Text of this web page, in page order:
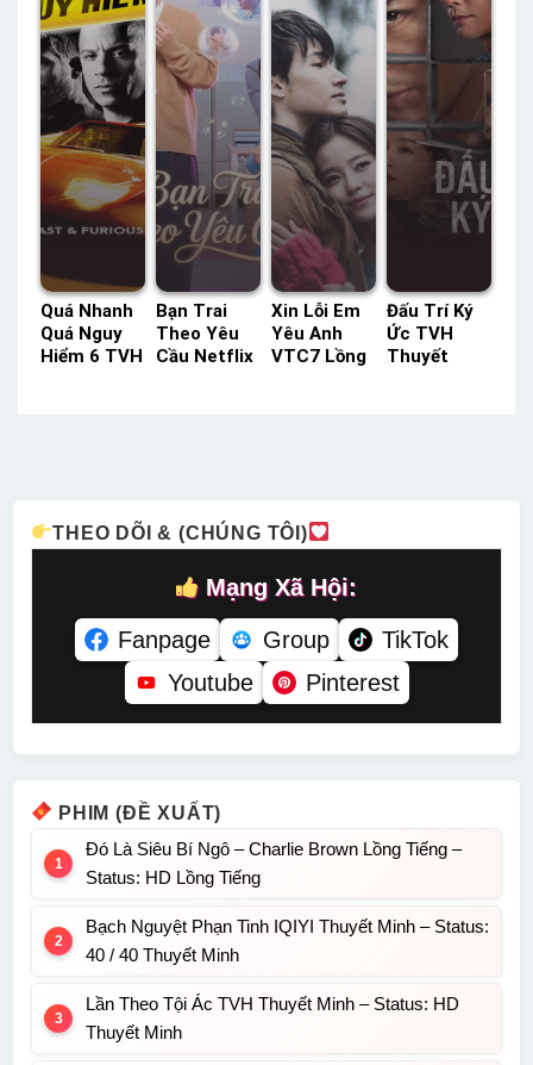
Minh
Minh
Quá Nhanh
Quá Nguy
Hiểm 6 TVH
Bạn Trai
Theo Yêu
Cầu Netflix
Xin Lỗi Em
Yêu Anh
VTC7 Lồng
Đấu Trí Ký
Ức TVH
Thuyết
THEO DÕI & (CHÚNG TÔI)
Mạng Xã Hội:
Fanpage
Group
TikTok
Youtube
Pinterest
PHIM (ĐỀ XUẤT)
Đó Là Siêu Bí Ngô – Charlie Brown Lồng Tiếng –
Status: HD Lồng Tiếng
Bạch Nguyệt Phạn Tinh IQIYI Thuyết Minh – Status:
40 / 40 Thuyết Minh
Lần Theo Tội Ác TVH Thuyết Minh – Status: HD
Thuyết Minh